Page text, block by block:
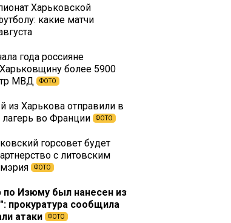
Харьковской
какие матчи
года россияне
более 5900
МВД
ФОТО
из Харькова отправили в
во Франции
ФОТО
горсовет будет
с литовским
ФОТО
по Изюму был нанесен из
прокуратура сообщила
атаки
ФОТО